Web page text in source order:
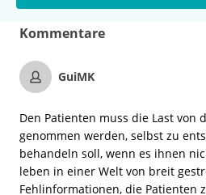
Kommentare
GuiMK
Den Patienten muss die Last von
genommen werden, selbst zu
behandeln soll, wenn es ihnen
leben in einer Welt von breit
Fehlinformationen, die Patienten